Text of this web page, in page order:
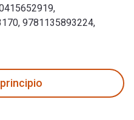
9781135893224,